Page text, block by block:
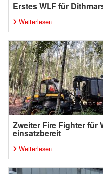
Erstes WLF für
Weiterlesen
Zweiter Fire Fighter für
einsatzbereit
Weiterlesen